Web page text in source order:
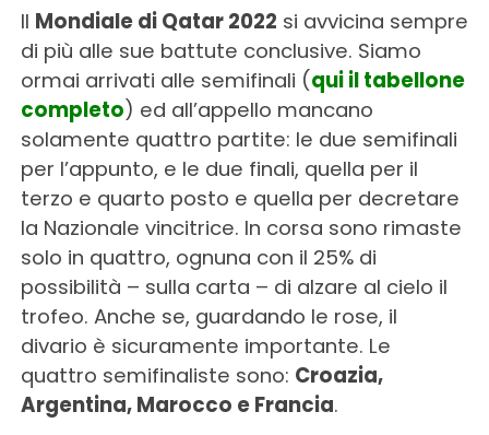
Il Mondiale di Qatar 2022 si avvicina sempre
di più alle sue battute conclusive. Siamo
ormai arrivati alle semifinali (qui il tabellone
completo) ed all’appello mancano
solamente quattro partite: le due semifinali
per l’appunto, e le due finali, quella per il
terzo e quarto posto e quella per decretare
la Nazionale vincitrice. In corsa sono rimaste
solo in quattro, ognuna con il 25% di
possibilità – sulla carta – di alzare al cielo il
trofeo. Anche se, guardando le rose, il
divario è sicuramente importante. Le
quattro semifinaliste sono: Croazia,
Argentina, Marocco e Francia.